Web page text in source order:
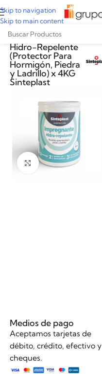
Skip to navigation
Skip to main content
Impregnante
Hidro-Repelente
(Protector Para
Hormigón, Piedra
y Ladrillo) x 4KG
Sinteplast
Clickee para agrandar
Medios de pago
Aceptamos tarjetas de
débito, crédito, efectivo y
cheques.